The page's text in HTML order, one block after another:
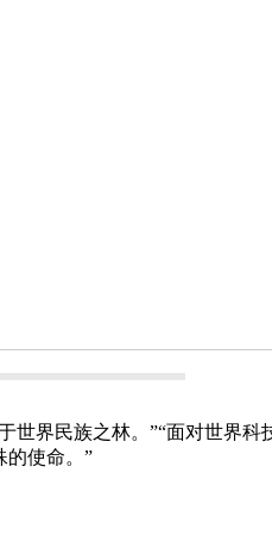
界民族之林。”“面对世界
的使命。”